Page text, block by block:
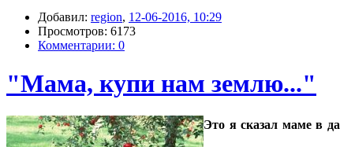
Добавил: region, 12-06-2016, 10:29
Просмотров: 6173
Комментарии: 0
"Мама, купи нам землю..."
Это я сказал маме в